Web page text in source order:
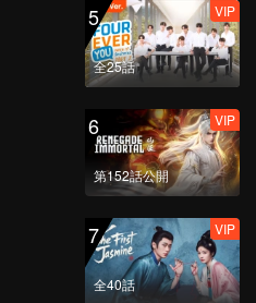
5
全25話
VIP
6
第152話公開
VIP
7
全40話
VIP